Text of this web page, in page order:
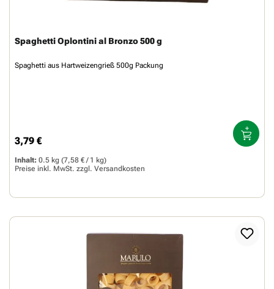
Spaghetti Oplontini al Bronzo 500 g
Spaghetti aus Hartweizengrieß 500g Packung
Regulärer Preis:
3,79 €
Inhalt: 0.5 kg (7,58 € / 1 kg)
Preise inkl. MwSt. zzgl. Versandkosten